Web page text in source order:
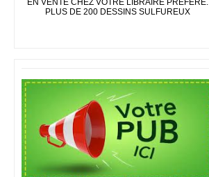
EN VENTE CHEZ VOTRE LIBRAIRE PRÉFÉRÉ.
PLUS DE 200 DESSINS SULFUREUX